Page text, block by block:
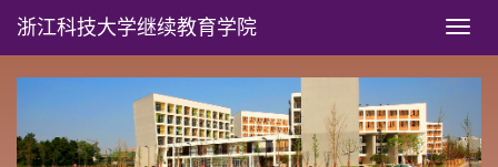
浙江科技大学继续教育学院